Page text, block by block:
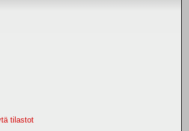
tilastot